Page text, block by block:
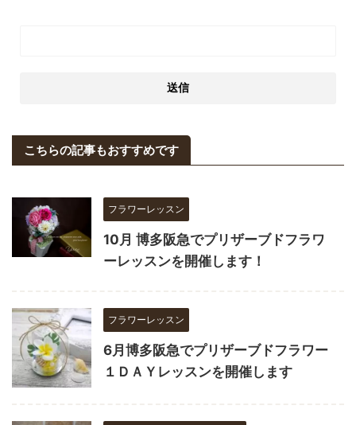
こちらの記事もおすすめです
フラワーレッスン
10月 博多阪急でプリザーブドフラワ
ーレッスンを開催します！
フラワーレッスン
6月博多阪急でプリザーブドフラワー
１ＤＡＹレッスンを開催します